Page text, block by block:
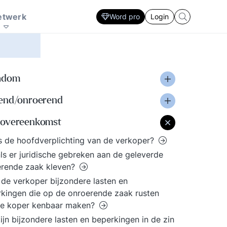
Word pro Login
Lastige
een
publiek, een
loopt, een
gesprek waar
tegenop kijkt. Doe
voordeel met de
kennisbank.
sector. Ontwikkel
Strategisch HRM, De
projecten? Ieder zijn
eigen specialisme en
vaardigheden. Volg de
laatste trends voor elke
Strategie ontwikkeling en uitvoering
en sociale innovatie
marketing prikkel
onroerend
de hoofdverplichting van de verkoper?
er juridische gebreken aan de geleverde
zaak kleven?
verkoper bijzondere lasten en
die op de onroerende zaak rusten
koper kenbaar maken?
bijzondere lasten en beperkingen in de zin